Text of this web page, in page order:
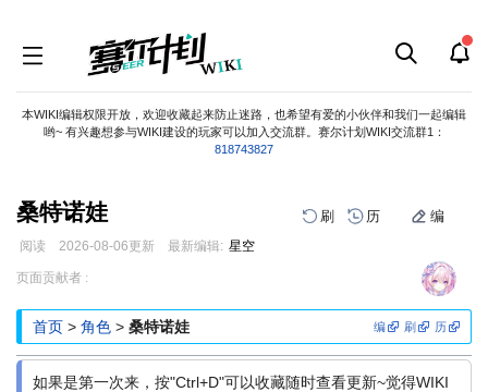
本WIKI编辑权限开放，欢迎收藏起来防止迷路，也希望有爱的小伙伴和我们一起编辑
哟~ 有兴趣想参与WIKI建设的玩家可以加入交流群。赛尔计划WIKI交流群1：
818743827
桑特诺娃 刷 历 编
阅读 2026-08-06更新 最新编辑: 星空
跳
导
跳
搜
页面贡献者 :
编 刷 历
首页 > 角色 > 桑特诺娃
如果是第一次来，按"Ctrl+D"可以收藏随时查看更新~觉得WIKI